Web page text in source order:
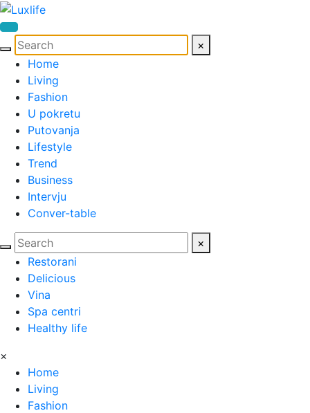
×
Home
Living
Fashion
U pokretu
Putovanja
Lifestyle
Trend
Business
Intervju
Conver-table
×
Restorani
Delicious
Vina
Spa centri
Healthy life
×
Home
Living
Fashion